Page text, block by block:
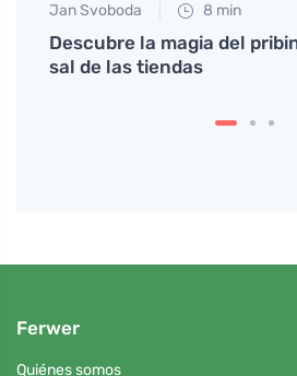
Jan Svoboda 8 min
Descubre la magia del
sal de las tiendas
Ferwer
Quiénes somos